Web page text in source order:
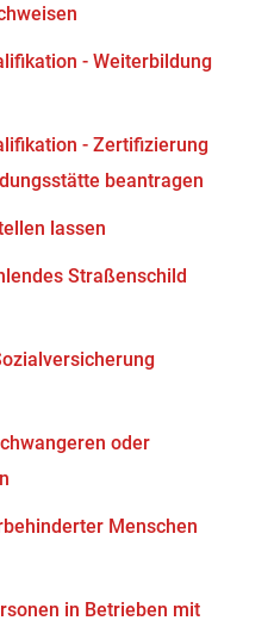
- Weiterbildung
- Zertifizierung
beantragen
lassen
Straßenschild
oder
Menschen
in Betrieben mit